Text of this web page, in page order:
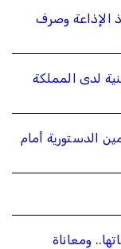
الإذاعة وصرف
لدى المملكة
الدستورية أمام
ومعاناة